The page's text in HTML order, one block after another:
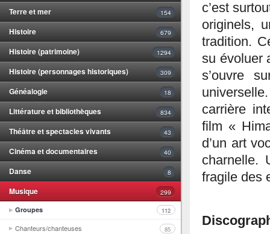
Terre et mer 154
Histoire 679
Histoire (patrimoine) 1294
Histoire (personnages historiques) 309
Généalogie 18
Littérature et bibliothèques 834
Théâtre et spectacles vivants 43
Cinéma et documentaires 40
Danse 8
Musique
299
Groupes
112
Chanteurs/chanteuses 85
c’est
originels,
tradition.
su évoluer
s’ouvre
carrière
film «
d’un art
charnelle.
fragile des